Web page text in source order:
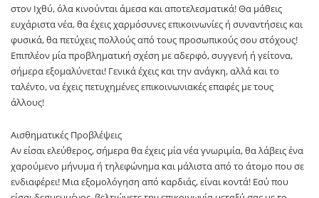
στον Ιχθύ, όλα κινούνται άμεσα και αποτελεσματικά! Θα μάθεις
ευχάριστα νέα, θα έχεις χαρμόσυνες επικοινωνίες ή συναντήσεις και
φυσικά, θα πετύχεις πολλούς από τους προσωπικούς σου στόχους!
Επιπλέον μία προβληματική σχέση με αδερφό, συγγενή ή γείτονα,
σήμερα εξομαλύνεται! Γενικά έχεις και την ανάγκη, αλλά και το
ταλέντο, να έχεις πετυχημένες επικοινωνιακές επαφές με τους
άλλους!
Αισθηματικές Προβλέψεις
Αν είσαι ελεύθερος, σήμερα θα έχεις μία νέα γνωριμία, θα λάβεις ένα
χαρούμενο μήνυμα ή τηλεφώνημα και μάλιστα από το άτομο που σε
ενδιαφέρει! Μια εξομολόγηση από καρδιάς, είναι κοντά! Εσύ που